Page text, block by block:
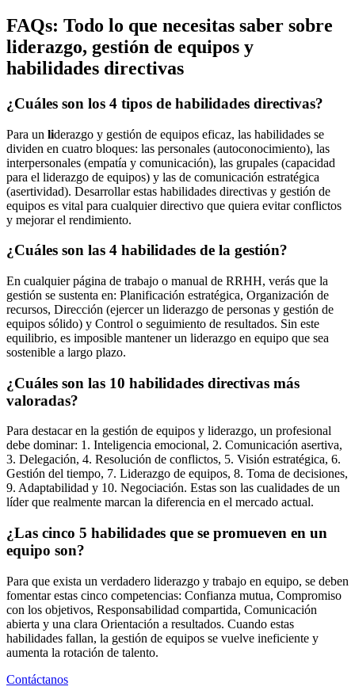
FAQs: Todo lo que necesitas saber sobre
liderazgo, gestión de equipos y
habilidades directivas
¿Cuáles son los 4 tipos de habilidades directivas?
Para un liderazgo y gestión de equipos eficaz, las habilidades se
dividen en cuatro bloques: las personales (autoconocimiento), las
interpersonales (empatía y comunicación), las grupales (capacidad
para el liderazgo de equipos) y las de comunicación estratégica
(asertividad). Desarrollar estas habilidades directivas y gestión de
equipos es vital para cualquier directivo que quiera evitar conflictos
y mejorar el rendimiento.
¿Cuáles son las 4 habilidades de la gestión?
En cualquier página de trabajo o manual de RRHH, verás que la
gestión se sustenta en: Planificación estratégica, Organización de
recursos, Dirección (ejercer un liderazgo de personas y gestión de
equipos sólido) y Control o seguimiento de resultados. Sin este
equilibrio, es imposible mantener un liderazgo en equipo que sea
sostenible a largo plazo.
¿Cuáles son las 10 habilidades directivas más
valoradas?
Para destacar en la gestión de equipos y liderazgo, un profesional
debe dominar: 1. Inteligencia emocional, 2. Comunicación asertiva,
3. Delegación, 4. Resolución de conflictos, 5. Visión estratégica, 6.
Gestión del tiempo, 7. Liderazgo de equipos, 8. Toma de decisiones,
9. Adaptabilidad y 10. Negociación. Estas son las cualidades de un
líder que realmente marcan la diferencia en el mercado actual.
¿Las cinco 5 habilidades que se promueven en un
equipo son?
Para que exista un verdadero liderazgo y trabajo en equipo, se deben
fomentar estas cinco competencias: Confianza mutua, Compromiso
con los objetivos, Responsabilidad compartida, Comunicación
abierta y una clara Orientación a resultados. Cuando estas
habilidades fallan, la gestión de equipos se vuelve ineficiente y
aumenta la rotación de talento.
Contáctanos